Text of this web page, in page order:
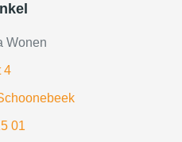
Wonen
4
01